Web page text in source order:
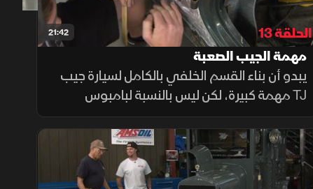
21:42
الحلقة 13
مهمة الجيب الصعبة
يبدو أن بناء القسم الخلفي بالكامل لسيارة جيب
TJ مهمة كبيرة، لكن ليس بالنسبة لبامبوس
وفولر. سيقومان بلحام هيكل جديد، وإضافة
أنابيب مربعة، ثم تركيب مصدّات لتمكين هذه
الجيب من خوض أي نوع من الطرق الوعرة